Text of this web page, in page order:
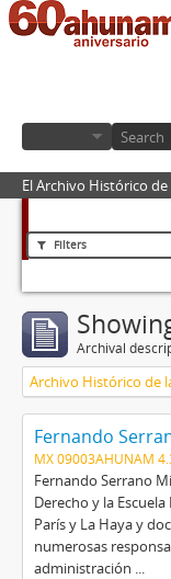
El Archivo Histórico de
Filters
Archival
Archivo Histórico de
Fernando
MX 09003AHUNAM
Fernando Serrano
Derecho y la
París y La Haya y
numerosas
administración ...